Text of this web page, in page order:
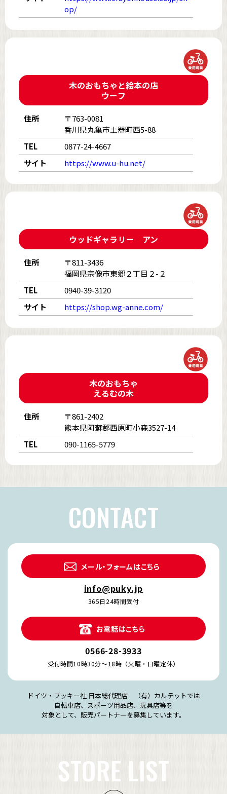
op/
木のおもちゃと絵本の店
ウーフ
住所
〒763-0081
香川県丸亀市土器町西5-88
TEL
0877-24-4667
サイト
https://www.u-hu.net/
ウッドギャラリー アン
住所
〒811-3436
福岡県宗像市東郷２丁目２-２
TEL
0940-39-3120
サイト
https://shop.wg-anne.com/
木のおもちゃ
えるむの木
住所
〒861-2402
熊本県阿蘇郡西原町小森3527-14
TEL
090-1165-5779
CONTACT
メール・フォームはこちら
info@puky.jp
365日24時間受付
お電話はこちら
0566-28-3933
受付時間10時30分～18時（火曜・日曜定休）
ドイツ・プッキー社 日本総代理店 （有）カルテットでは
自転車店、スポーツ用品店、玩具店等を
対象として、販売パートナーを募集しています。
STORE LIST